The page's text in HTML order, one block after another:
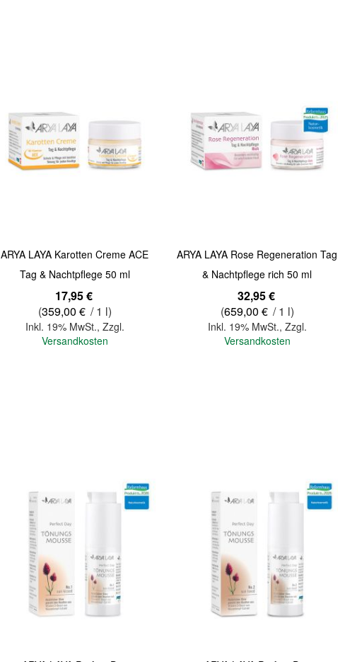
Quickview Quickview
ARYA LAYA Karotten Creme ACE
Tag & Nachtpflege 50 ml
17,95 €
(359,00 € / 1 l)
Inkl. 19% MwSt., Zzgl.
Versandkosten
Quickview
ARYA LAYA Rose Regeneration Tag
& Nachtpflege rich 50 ml
32,95 €
(659,00 € / 1 l)
Inkl. 19% MwSt., Zzgl.
Versandkosten
Quickview